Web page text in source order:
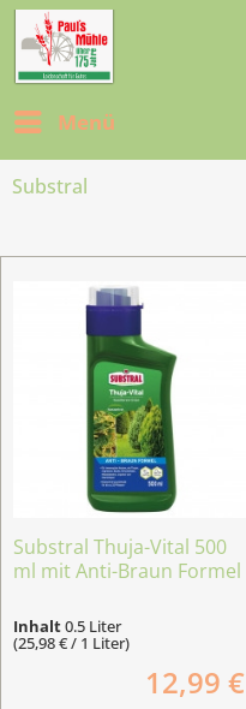
Menü
Substral
Substral Thuja-Vital 500
ml mit Anti-Braun Formel
Inhalt0.5 Liter
(25,98 € / 1 Liter)
12,99 €